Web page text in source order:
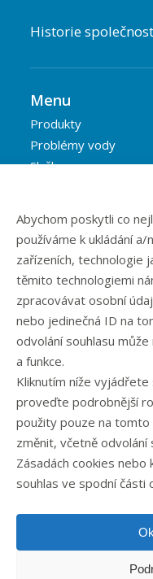
Abychom poskytli co
používáme k ukládání
zařízeních, technologie
těmito technologiemi
zpracovávat osobní
nebo jedinečná ID na
odvolání souhlasu
a funkce.
Kliknutím níže
proveďte podrobnější
použity pouze na
změnit, včetně odvolání
Zásadách cookies
souhlas ve spodní části
Historie
Menu
Produkty
Problémy vody
Služby
Eshop
Rubriky článků
Články
Podcast
Případové studie
Realizované zakázky
Slovník
Zaměstnání